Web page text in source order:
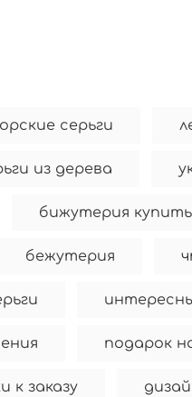
серьги
из дерева
бижутерия купить
бежутерия
подарок
к заказу